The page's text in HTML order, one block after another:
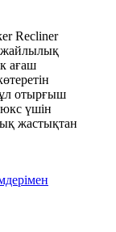
Recliner
жайлылық
ағаш
отырғыш
үшін
жастықтан